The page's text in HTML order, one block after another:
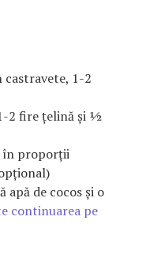
castravete, 1-2
2 fire țelină și ½
în proporții
apă de cocos și o
continuarea pe